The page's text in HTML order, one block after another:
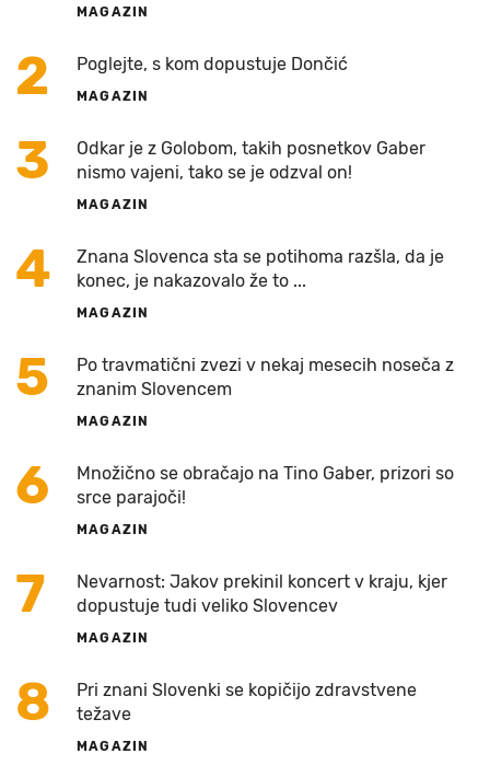
MAGAZIN
2 Poglejte, s kom dopustuje Dončić
MAGAZIN
3
Odkar je z Golobom, takih posnetkov Gaber
nismo vajeni, tako se je odzval on!
MAGAZIN
4
Znana Slovenca sta se potihoma razšla, da je
konec, je nakazovalo že to ...
MAGAZIN
5
Po travmatični zvezi v nekaj mesecih noseča z
znanim Slovencem
MAGAZIN
6
Množično se obračajo na Tino Gaber, prizori so
srce parajoči!
MAGAZIN
7
Nevarnost: Jakov prekinil koncert v kraju, kjer
dopustuje tudi veliko Slovencev
MAGAZIN
8
Pri znani Slovenki se kopičijo zdravstvene
težave
MAGAZIN